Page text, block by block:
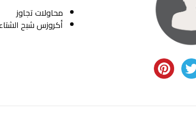
محاولات تجاوز
أكروزس شبح